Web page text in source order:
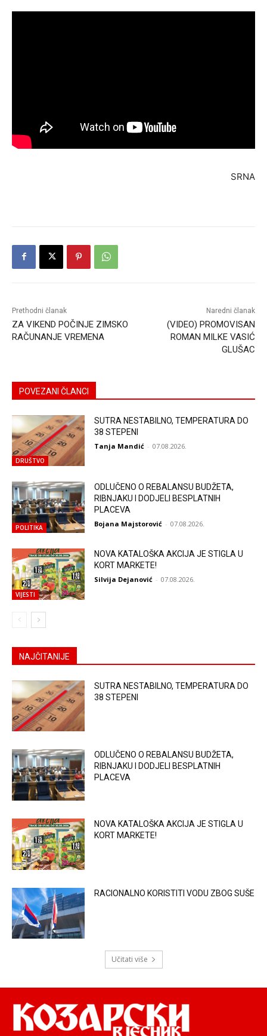
SRNA
Prethodni članak
ZA VIKEND POČINJE ZIMSKO
RAČUNANJE VREMENA
Naredni članak
(VIDEO) PROMOVISAN
ROMAN MILKE VASIĆ
GLUŠAC
POVEZANI ČLANCI
DRUŠTVO
SUTRA NESTABILNO, TEMPERATURA DO
38 STEPENI
Tanja Mandić - 07.08.2026.
POLITIKA
ODLUČENO O REBALANSU BUDŽETA,
RIBNJAKU I DODJELI BESPLATNIH
PLACEVA
Bojana Majstorović - 07.08.2026.
VIJESTI
NOVA KATALOŠKA AKCIJA JE STIGLA U
KORT MARKETE!
Silvija Dejanović - 07.08.2026.
NAJČITANIJE
SUTRA NESTABILNO, TEMPERATURA DO
38 STEPENI
ODLUČENO O REBALANSU BUDŽETA,
RIBNJAKU I DODJELI BESPLATNIH
PLACEVA
NOVA KATALOŠKA AKCIJA JE STIGLA U
KORT MARKETE!
RACIONALNO KORISTITI VODU ZBOG SUŠE
Učitati više